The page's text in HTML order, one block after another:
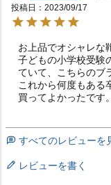
投稿日
2023/09/17
お上品でオシャレな
子どもの小学校受験
ていて、こちらのブ
これから何度もある
買ってよかったです。
すべてのレビューを
レビューを書く